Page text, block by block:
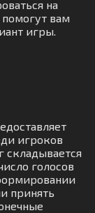
на
вам
игры.
игроков
складывается
голосов
принять